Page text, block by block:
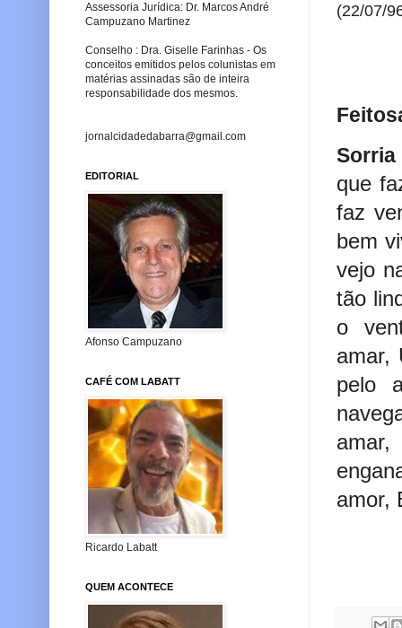
(22/07/
Sorria
que
faz
bem
vejo
tão
o
amar,
pelo
amor,
Assessoria Jurídica: Dr. Marcos André
Campuzano Martinez
Conselho : Dra. Giselle Farinhas - Os
conceitos emitidos pelos colunistas em
matérias assinadas são de inteira
responsabilidade dos mesmos.
jornalcidadedabarra@gmail.com
EDITORIAL
Afonso Campuzano
CAFÉ COM LABATT
Ricardo Labatt
QUEM ACONTECE